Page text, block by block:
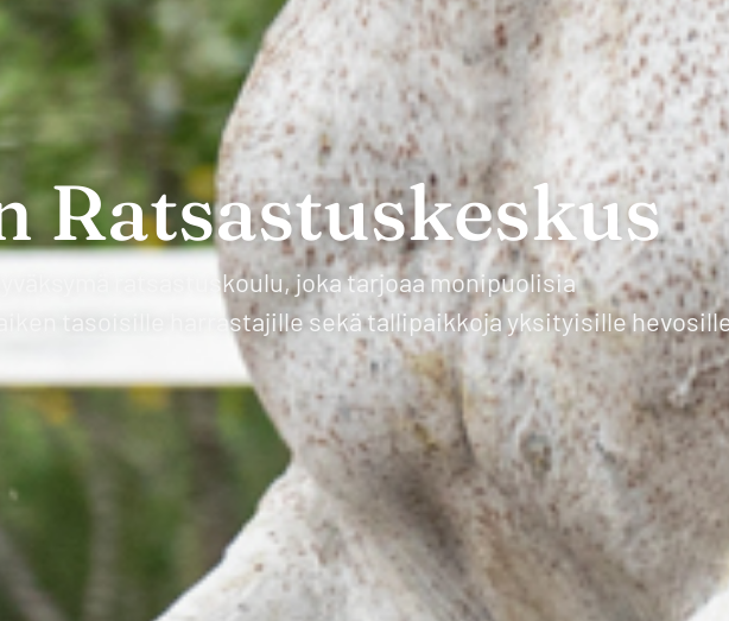
Ratsastuskeskus
ratsastuskoulu, joka tarjoaa monipuolisia
tasoisille harrastajille sekä tallipaikkoja yksityisille